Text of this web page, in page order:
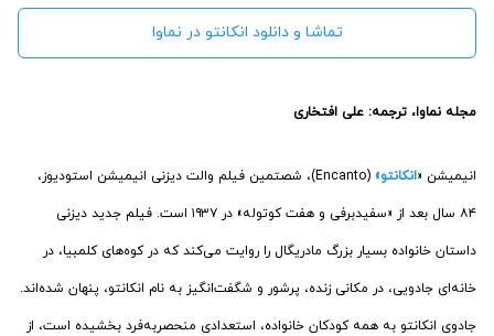
تماشا و دانلود انکانتو در نماوا
مجله نماوا، ترجمه: علی افتخاری
انیمیشن «انکانتو» (Encanto)، شصتمین فیلم والت دیزنی انیمیشن استودیوز،
۸۴ سال بعد از «سفیدبرفی و هفت کوتوله» در ۱۹۳۷ است. فیلم جدید دیزنی
داستان خانواده بسیار بزرگ مادریگال را روایت می‌کند که در کوه‌های کلمبیا، در
خانه‌ای جادویی، در مکانی زنده، پرشور و شگفت‌انگیز به نام انکانتو، پنهان شده‌اند.
جادوی انکانتو به همه کودکان خانواده، استعدادی منحصربه‌فرد بخشیده است، از